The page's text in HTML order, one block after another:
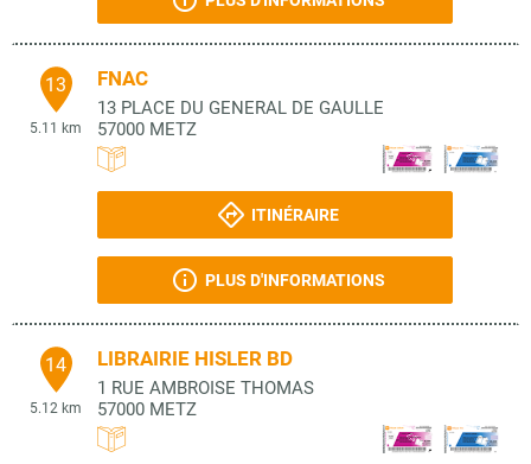
13
5.11 km
FNAC
13 PLACE DU GENERAL DE GAULLE
57000 METZ
ITINÉRAIRE
PLUS D'INFORMATIONS
14
5.12 km
LIBRAIRIE HISLER BD
1 RUE AMBROISE THOMAS
57000 METZ